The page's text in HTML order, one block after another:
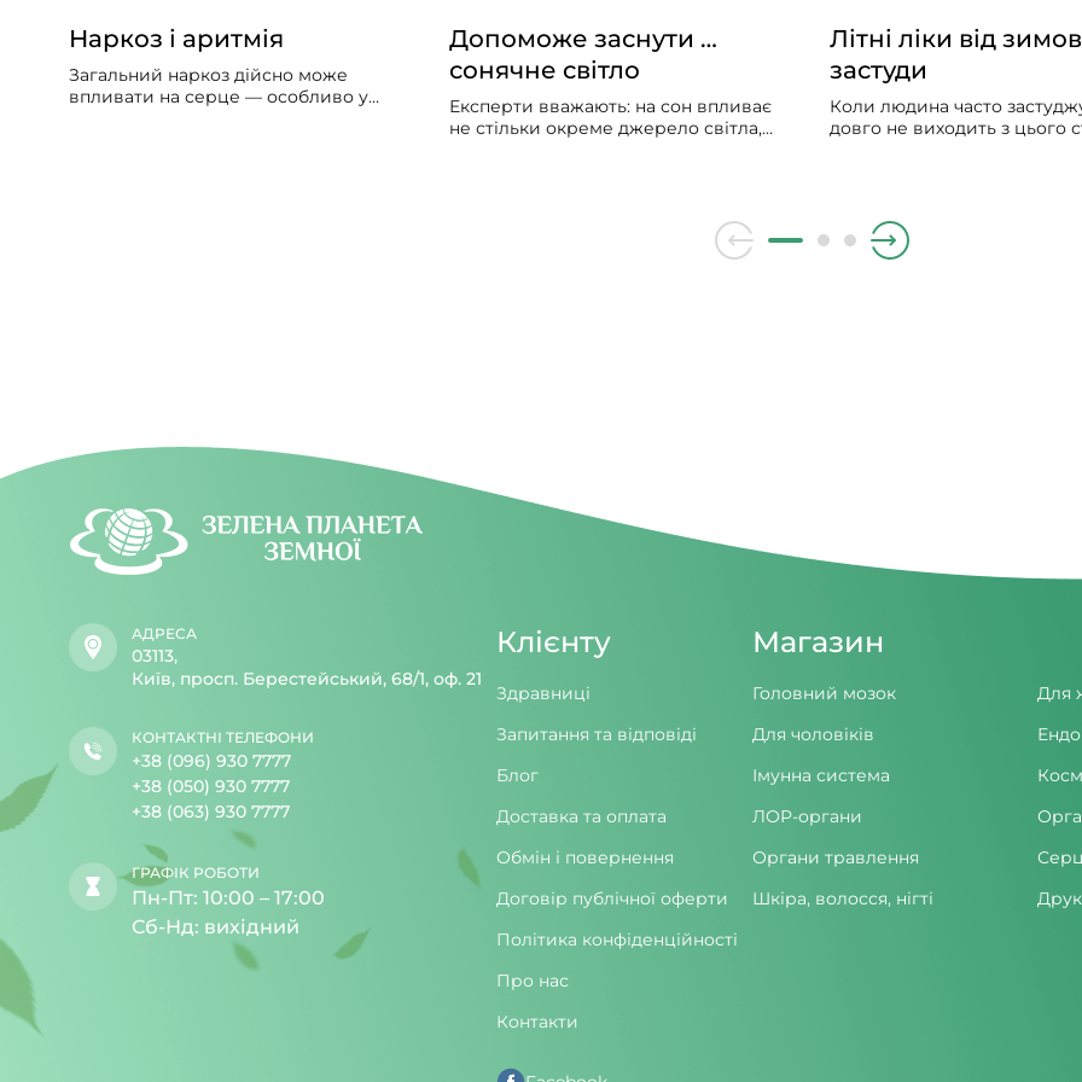
Наркоз і аритмія
Загальний наркоз дійсно може
впливати на серце — особливо у
Допоможе заснути …
сонячне світло
Експерти вважають: на сон впливає
не стільки окреме джерело світла,
світла вдень, тим менше його вплив
Літні ліки від
застуди
Коли людина часто
довго не виходить з цього
гілочками верби.
АДРЕСА
03113,
Київ, просп. Берестейський, 68/1, оф. 21
КОНТАКТНІ ТЕЛЕФОНИ
+38 (096) 930 7777
+38 (050) 930 7777
+38 (063) 930 7777
ГРАФІК РОБОТИ
Пн-Пт: 10:00 – 17:00
Сб-Нд: вихідний
Клієнту
Здравниці
Запитання та відповіді
Блог
Доставка та оплата
Обмін і повернення
Договір публічної оферти
Політика конфіденційності
Про нас
Контакти
Магазин
Головний мозок Для
Для чоловіків
Імунна система
ЛОР-органи
Органи травлення
Шкіра, волосся, нігті